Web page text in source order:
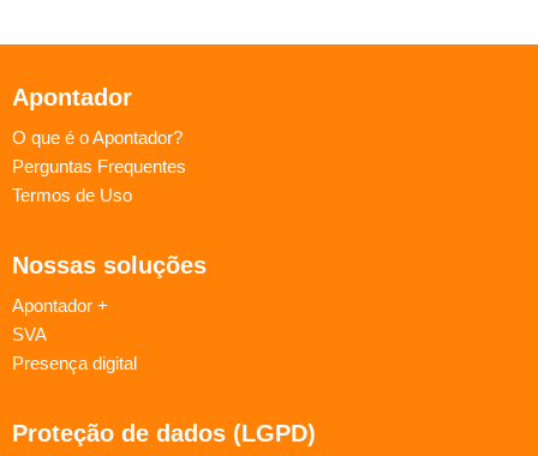
Apontador
O que é o Apontador?
Perguntas Frequentes
Termos de Uso
Nossas soluções
Apontador +
SVA
Presença digital
Proteção de dados (LGPD)